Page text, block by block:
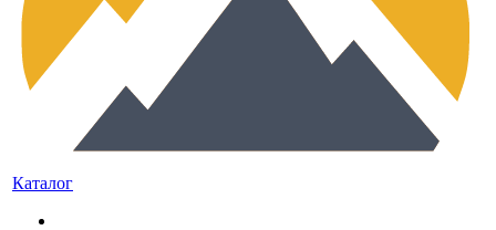
Каталог